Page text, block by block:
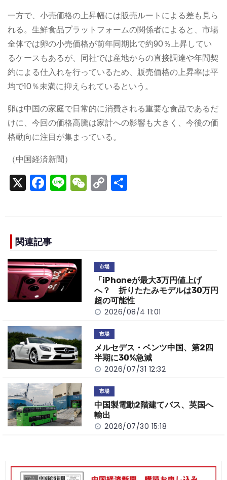
一方で、小売価格の上昇幅には販売ルートによる差も見ら
れる。生鮮食品プラットフォームの関係者によると、市場
全体では卵の小売価格が前年同期比で約90％上昇してい
るケースもあるが、同社では産地からの直接調達や年間契
約による仕入れを行っているため、販売価格の上昇率は平
均で10％未満に抑えられているという。
卵は中国の家庭で日常的に消費される重要な食品であるだ
けに、今回の価格高騰は家計への影響も大きく、今後の価
格動向に注目が集まっている。
（中国経済新聞）
X F
e
b
o
o
k
Li W C
n
k
関連記事
市場
「iPhoneが最大3万円値上げ
へ？ 折りたたみモデルは30万円
超の可能性
2026/08/4 11:01
市場
メルセデス・ベンツ中国、第2四
半期に30%急減
2026/07/31 12:32
市場
中国製電動2階建てバス、英国へ
輸出
2026/07/30 15:18